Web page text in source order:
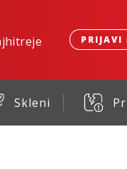
PRIJAVI
Skleni